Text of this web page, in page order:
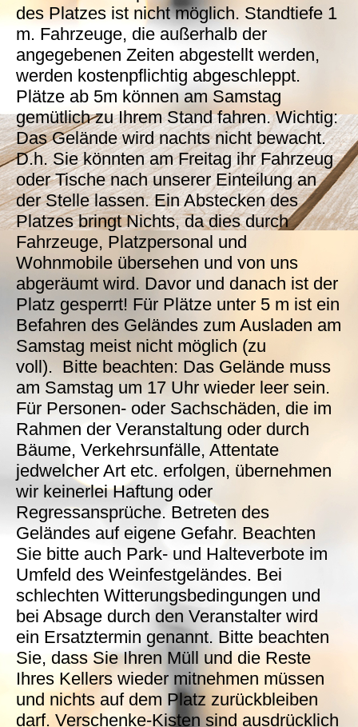
des Platzes ist nicht möglich. Standtiefe 1
m. Fahrzeuge, die außerhalb der
angegebenen Zeiten abgestellt werden,
werden kostenpflichtig abgeschleppt.
Plätze ab 5m können am Samstag
gemütlich zu Ihrem Stand fahren. Wichtig:
Das Gelände wird nachts nicht bewacht.
D.h. Sie könnten am Freitag ihr Fahrzeug
oder Tische nach unserer Einteilung an
der Stelle lassen. Ein Abstecken des
Platzes bringt Nichts, da dies durch
Fahrzeuge, Platzpersonal und
Wohnmobile übersehen und von uns
abgeräumt wird. Davor und danach ist der
Platz gesperrt! Für Plätze unter 5 m ist ein
Befahren des Geländes zum Ausladen am
Samstag meist nicht möglich (zu
voll). Bitte beachten: Das Gelände muss
am Samstag um 17 Uhr wieder leer sein.
Für Personen- oder Sachschäden, die im
Rahmen der Veranstaltung oder durch
Bäume, Verkehrsunfälle, Attentate
jedwelcher Art etc. erfolgen, übernehmen
wir keinerlei Haftung oder
Regressansprüche. Betreten des
Geländes auf eigene Gefahr. Beachten
Sie bitte auch Park- und Halteverbote im
Umfeld des Weinfestgeländes. Bei
schlechten Witterungsbedingungen und
bei Absage durch den Veranstalter wird
ein Ersatztermin genannt. Bitte beachten
Sie, dass Sie Ihren Müll und die Reste
Ihres Kellers wieder mitnehmen müssen
und nichts auf dem Platz zurückbleiben
darf. Verschenke-Kisten sind ausdrücklich